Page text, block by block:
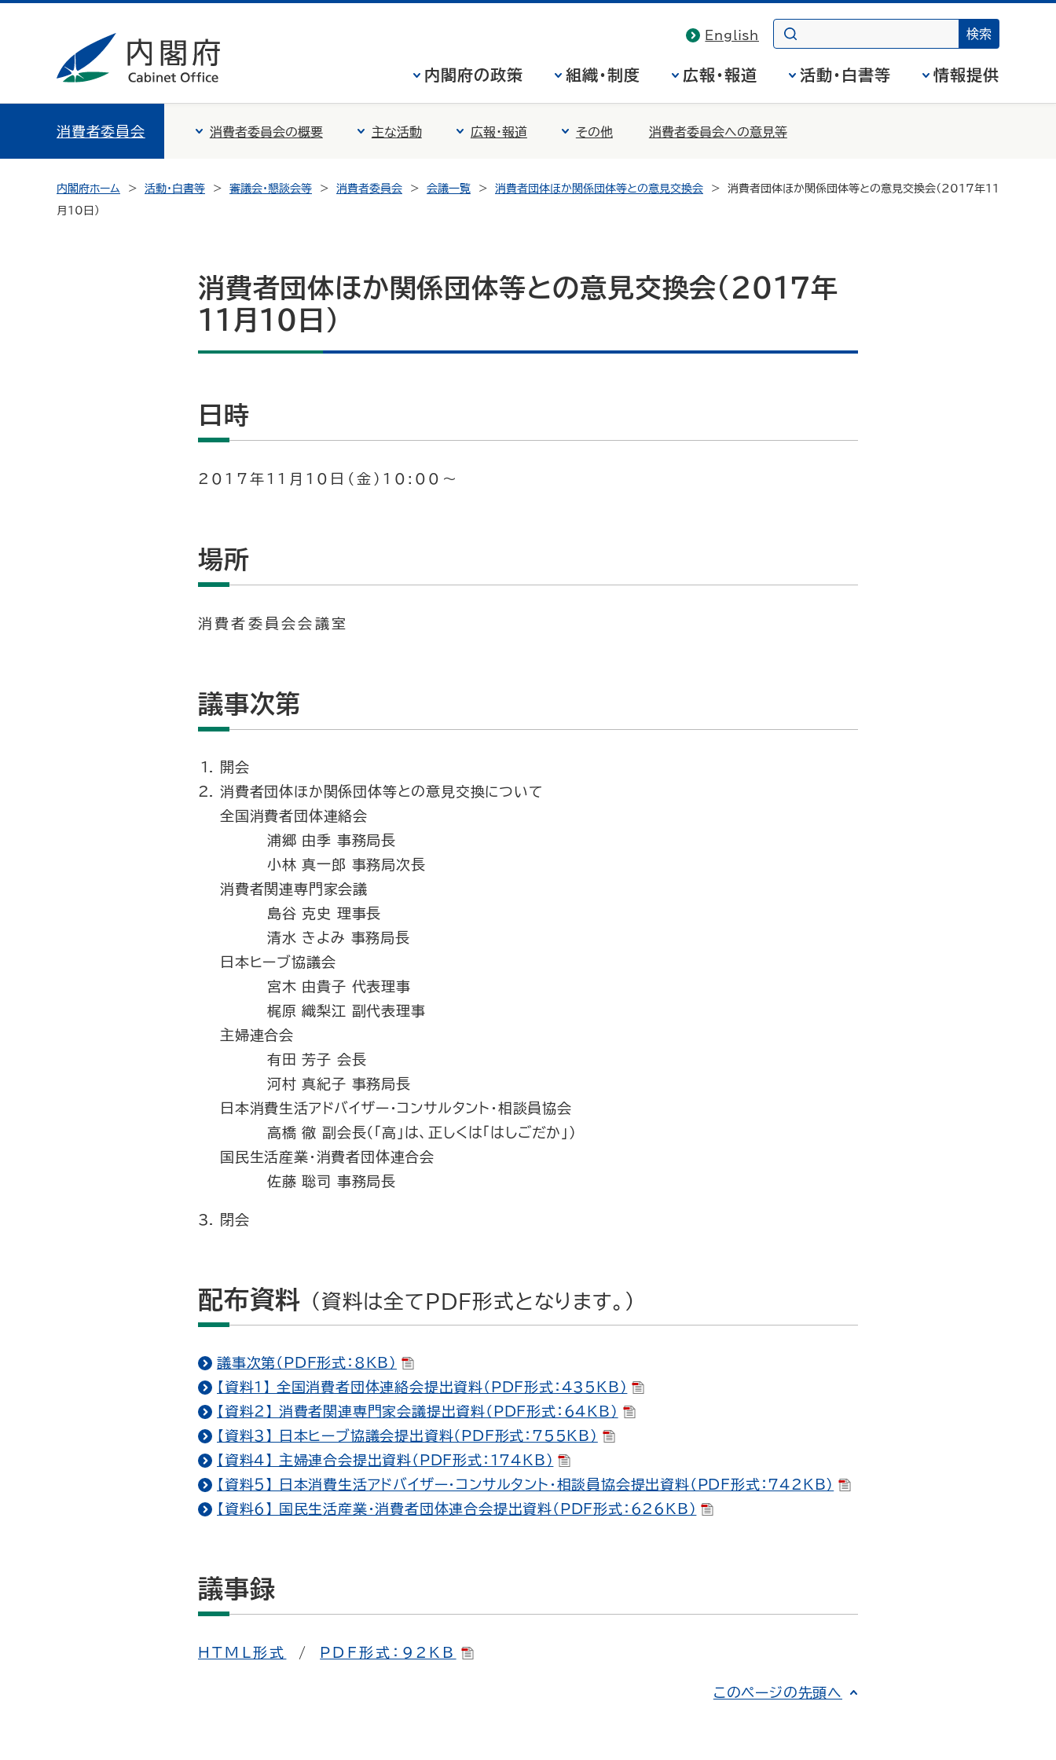
English
内閣府の政策 組織・制度 広報・報道 活動・白書等 情報提供
消費者委員会 消費者委員会の概要 主な活動 広報・報道 その他 消費者委員会への意見等
内閣府ホーム 活動・白書等 審議会・懇談会等 消費者委員会 会議一覧 消費者団体ほか関係団体等との意見交換会
消費者団体ほか関係団体等との意見交換会（2017年11
月10日）
消費者団体ほか関係団体等との意見交換会（2017年
11月10日）
日時
2017年11月10日（金）10:00～
場所
消費者委員会会議室
議事次第
開会
消費者団体ほか関係団体等との意見交換について
全国消費者団体連絡会
浦郷 由季 事務局長
小林 真一郎 事務局次長
消費者関連専門家会議
島谷 克史 理事長
清水 きよみ 事務局長
日本ヒーブ協議会
宮木 由貴子 代表理事
梶原 織梨江 副代表理事
主婦連合会
有田 芳子 会長
河村 真紀子 事務局長
日本消費生活アドバイザー・コンサルタント・相談員協会
高橋 徹 副会長（「高」は、正しくは「はしごだか」）
国民生活産業・消費者団体連合会
佐藤 聡司 事務局長
閉会
配布資料 （資料は全てPDF形式となります。）
議事次第（PDF形式：8KB）
【資料１】 全国消費者団体連絡会提出資料（PDF形式：435KB）
【資料２】 消費者関連専門家会議提出資料（PDF形式：64KB）
【資料３】 日本ヒーブ協議会提出資料（PDF形式：755KB）
【資料４】 主婦連合会提出資料（PDF形式：174KB）
【資料５】 日本消費生活アドバイザー・コンサルタント・相談員協会提出資料（PDF形式：742KB）
【資料６】 国民生活産業・消費者団体連合会提出資料（PDF形式：626KB）
議事録
HTML形式 / PDF形式：92KB
このページの先頭へ